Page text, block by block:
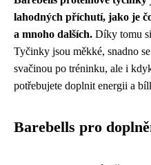
lahodných příchutí, jako je
a mnoho dalších. Díky tomu
Tyčinky jsou měkké, snadno
svačinou po tréninku, ale i
potřebujete doplnit energii a
Barebells pro